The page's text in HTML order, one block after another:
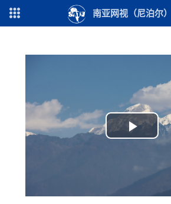
南亚网视（尼泊尔）
Play
Video